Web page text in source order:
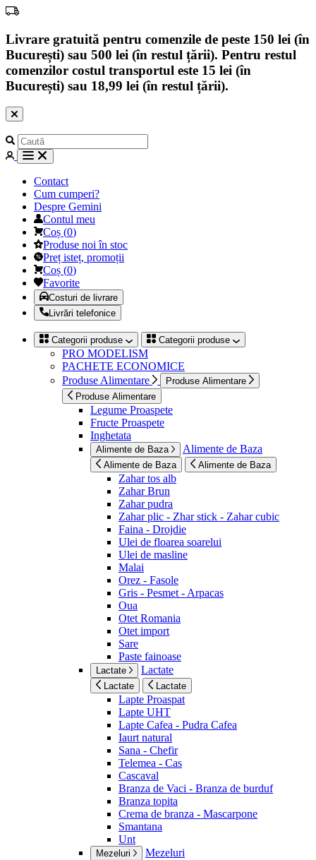
Livrare gratuită pentru comenzile de peste 150 lei (în
București) sau 500 lei (în restul țării). Pentru restul
comenzilor costul transportul este 15 lei (în
București) sau 18,99 lei (în restul țării).
Contact
Cum cumperi?
Despre Gemini
Contul meu
Coș (0)
Produse noi în stoc
Preț isteț, promoții
Coș (0)
Favorite
Costuri de livrare
Livrări telefonice
Categorii produse Categorii produse
PRO MODELISM
PACHETE ECONOMICE
Produse Alimentare
Produse Alimentare
Produse Alimentare
Legume Proaspete
Fructe Proaspete
Inghetata
Alimente de Baza Alimente de Baza
Alimente de Baza Alimente de Baza
Zahar tos alb
Zahar Brun
Zahar pudra
Zahar plic - Zhar stick - Zahar cubic
Faina - Drojdie
Ulei de floarea soarelui
Ulei de masline
Malai
Orez - Fasole
Gris - Pesmet - Arpacas
Oua
Otet Romania
Otet import
Sare
Paste fainoase
Lactate Lactate
Lactate Lactate
Lapte Proaspat
Lapte UHT
Lapte Cafea - Pudra Cafea
Iaurt natural
Sana - Chefir
Telemea - Cas
Cascaval
Branza de Vaci - Branza de burduf
Branza topita
Crema de branza - Mascarpone
Smantana
Unt
Mezeluri Mezeluri